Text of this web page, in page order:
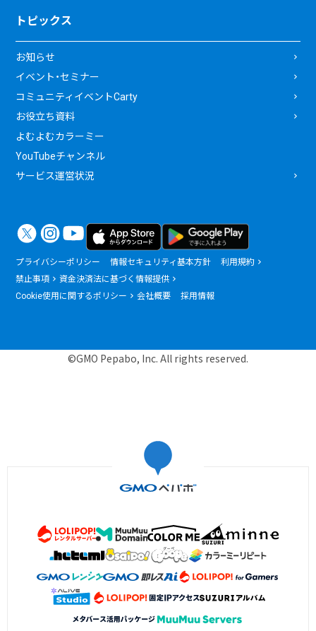
トピックス
お知らせ
イベント・セミナー
コミュニティイベントCarty
お役立ち資料
よむよむカラーミー
YouTubeチャンネル
サービス運営状況
プライバシーポリシー 情報セキュリティ基本方針
利用規約
禁止事項
資金決済法に基づく情報提供
Cookie使用に関するポリシー
会社概要 採用情報
©GMO Pepabo, Inc. All rights reserved.